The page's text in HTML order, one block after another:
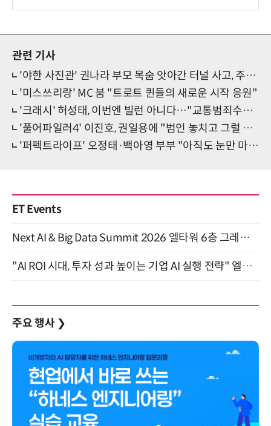
관련 기사
'야한 사진관' 권나라 부모 목숨 앗아간 터널 사고, 주원 삼촌도 피해자였다
'미스쓰리랑' MC 붐 "트로트 퀸들의 새로운 시작 응원"
'크래시' 허성태, 이번엔 빌런 아니다…"교통범죄수사팀 리더"
'풀어파일러4' 이진호, 권일용에 "범인 놓치고 그럴 때 아니에요?" 도발
'퍼펙트라이프' 오정태·백아영 부부 "아직도 눈만 마주치면 뽀뽀"
ET Events
Next AI & Big Data Summit 2026 엘타워 6층 그레이스홀 개최 (9/18)
"AI ROI 시대, 투자 성과 높이는 기업 AI 실행 전략" 엘타워 6층 (9월 18일)
주요 행사 ❯